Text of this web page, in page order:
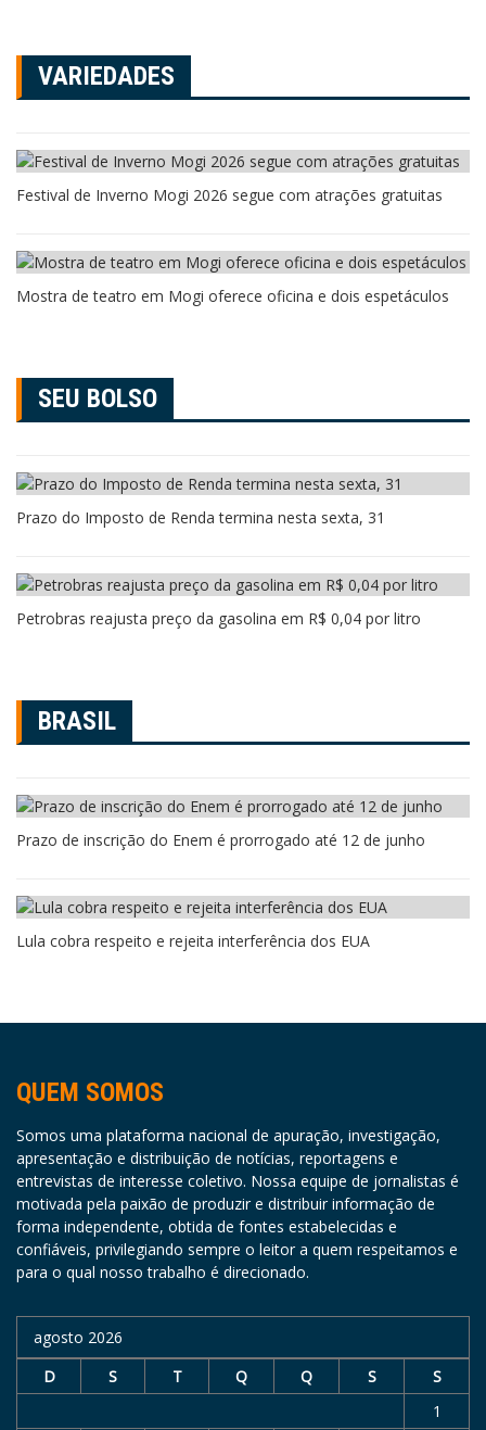
VARIEDADES
Festival de Inverno Mogi 2026 segue com atrações gratuitas
Mostra de teatro em Mogi oferece oficina e dois espetáculos
SEU BOLSO
Prazo do Imposto de Renda termina nesta sexta, 31
Petrobras reajusta preço da gasolina em R$ 0,04 por litro
BRASIL
Prazo de inscrição do Enem é prorrogado até 12 de junho
Lula cobra respeito e rejeita interferência dos EUA
QUEM SOMOS
Somos uma plataforma nacional de apuração, investigação,
apresentação e distribuição de notícias, reportagens e
entrevistas de interesse coletivo. Nossa equipe de jornalistas é
motivada pela paixão de produzir e distribuir informação de
forma independente, obtida de fontes estabelecidas e
confiáveis, privilegiando sempre o leitor a quem respeitamos e
para o qual nosso trabalho é direcionado.
agosto 2026
D
S T Q Q S
S
1